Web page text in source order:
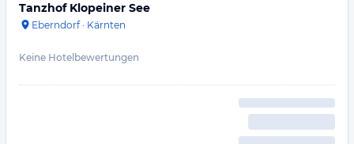
Tanzhof Klopeiner See
Eberndorf· Kärnten
Keine Hotelbewertungen